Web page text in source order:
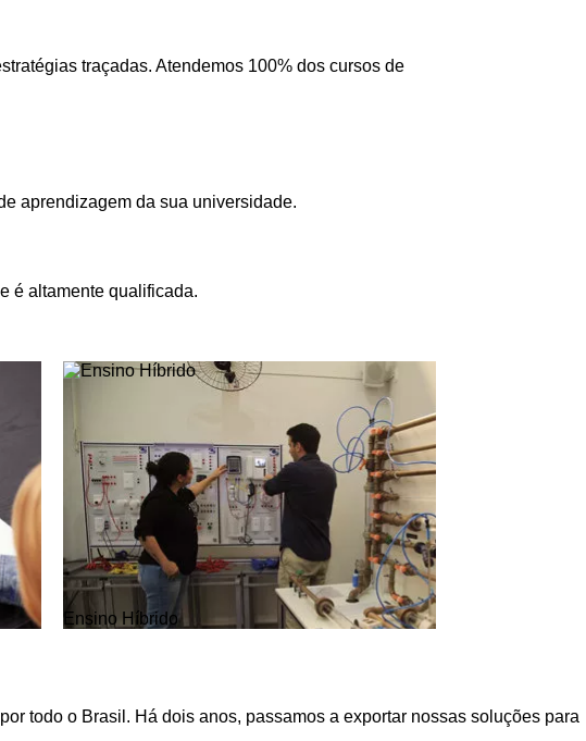
traçadas. Atendemos 100% dos cursos de
aprendizagem da sua universidade.
é altamente qualificada.
Ensino Híbrido
todo o Brasil. Há dois anos, passamos a exportar nossas soluções para